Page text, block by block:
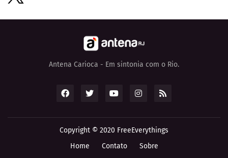
Antena Carioca - Em sintonia com o Rio.
Copyright © 2020 FreeEverythings
Home
Contato Sobre